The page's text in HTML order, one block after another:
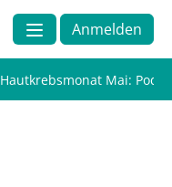
Anmelden
Hautkrebsmonat Mai: